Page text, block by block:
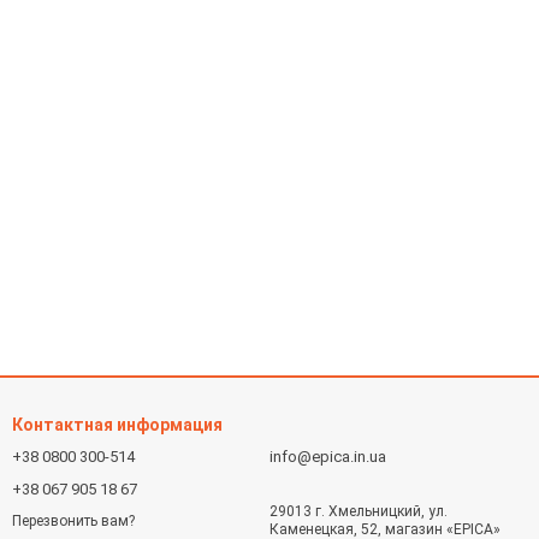
Контактная информация
+38 0800 300-514
+38 067 905 18 67
Перезвонить вам?
info@epica.in.ua
29013 г. Хмельницкий, ул.
Каменецкая, 52, магазин «EPICA»